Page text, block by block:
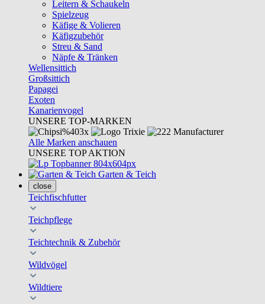
Leitern & Schaukeln
Spielzeug
Käfige & Volieren
Käfigzubehör
Streu & Sand
Näpfe & Tränken
Wellensittich
Großsittich
Papagei
Exoten
Kanarienvogel
UNSERE TOP-MARKEN
Alle Marken anschauen
UNSERE TOP AKTION
Garten & Teich
close
Teichfischfutter
Teichpflege
Teichtechnik & Zubehör
Wildvögel
Wildtiere